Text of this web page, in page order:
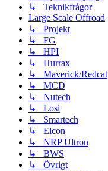
↳ Teknikfrågor
Large Scale Offroad
↳ Projekt
↳ FG
↳ HPI
↳ Hurrax
↳ Maverick/Redcat
↳ MCD
↳ Nutech
↳ Losi
↳ Smartech
↳ Elcon
↳ NRP Ultron
↳ BWS
↳ Övrigt